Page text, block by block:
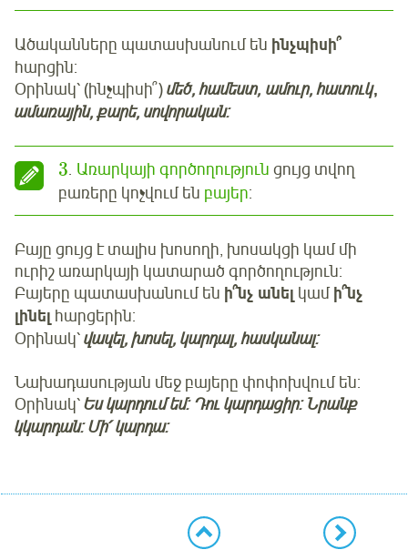
Ածականները պատասխանում են ինչպիսի՞
հարցին:
Օրինակ՝ (ինչպիսի՞)մեծ, համեստ, ամուր, հատուկ,
ամառային, քարե, սովորական:
3. Առարկայի գործողություն ցույց տվող
բառերը կոչվում են բայեր:
Բայը ցույց է տալիս խոսողի, խոսակցի կամ մի
ուրիշ առարկայի կատարած գործողություն:
Բայերը պատասխանում են ի՞նչ անել կամի՞նչ
լինել հարցերին:
Օրինակ՝վազել, խոսել, կարդալ, հասկանալ:
Նախադասության մեջ բայերը փոփոխվում են:
Օրինակ՝Ես կարդում եմ: Դու կարդացիր: Նրանք
կկարդան: Մի՛ կարդա: